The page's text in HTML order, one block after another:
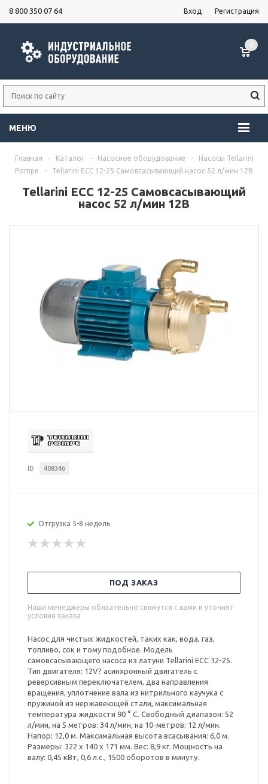
8 800 350 07 64 Вход Регистрация
МЕНЮ
0
Главная - Каталог - Насосное оборудование -
Насосы Tellarini
Pompe
- Tellarini ECC 12-25 Самовсасывающий насос 52 л/мин 12В
Tellarini ECC 12-25 Самовсасывающий
насос 52 л/мин 12В
ID 408346
Отгрузка 5-8 недель
ПОД ЗАКАЗ
Наши менеджеры обязательно свяжутся с вами и уточнят
условия заказа
Насос для чистых жидкостей, таких как, вода, газ,
топливо, сок и тому подобное. Модель
самовсасывающего насоса из латуни Tellarini ECC 12-25.
Тип двигателя: 12V? асинхронный двигатель с
реверсивным переключателем, два направления
вращения, уплотнение вала из нитрильного каучука с
пружиной из нержавеющей стали, максимальная
температура жидкости 90 ° C. Свободный диапазон: 52
л/мин, на 5 метров: 34 л/мин, на 10-метров: 12 л/мин.
Напор: 12,0 м. Максимальная высота всасывания: 6,0 м.
Размеры: 322 х 140 х 171 мм. Вес: 8,9 кг. Мощность на
валу: 0,45 кВт, 0,6 л.с., 1500 оборотов в минуту.